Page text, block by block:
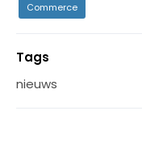
Commerce
Tags
nieuws